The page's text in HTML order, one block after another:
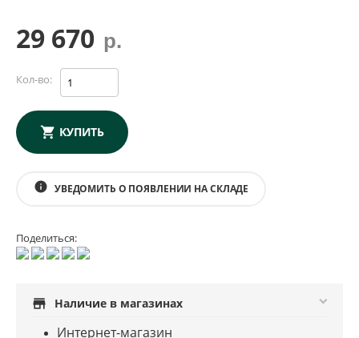
29 670 р.
Кол-во:
КУПИТЬ
info УВЕДОМИТЬ О ПОЯВЛЕНИИ НА СКЛАДЕ
Поделиться:
store Наличие в магазинах
Интернет-магазин